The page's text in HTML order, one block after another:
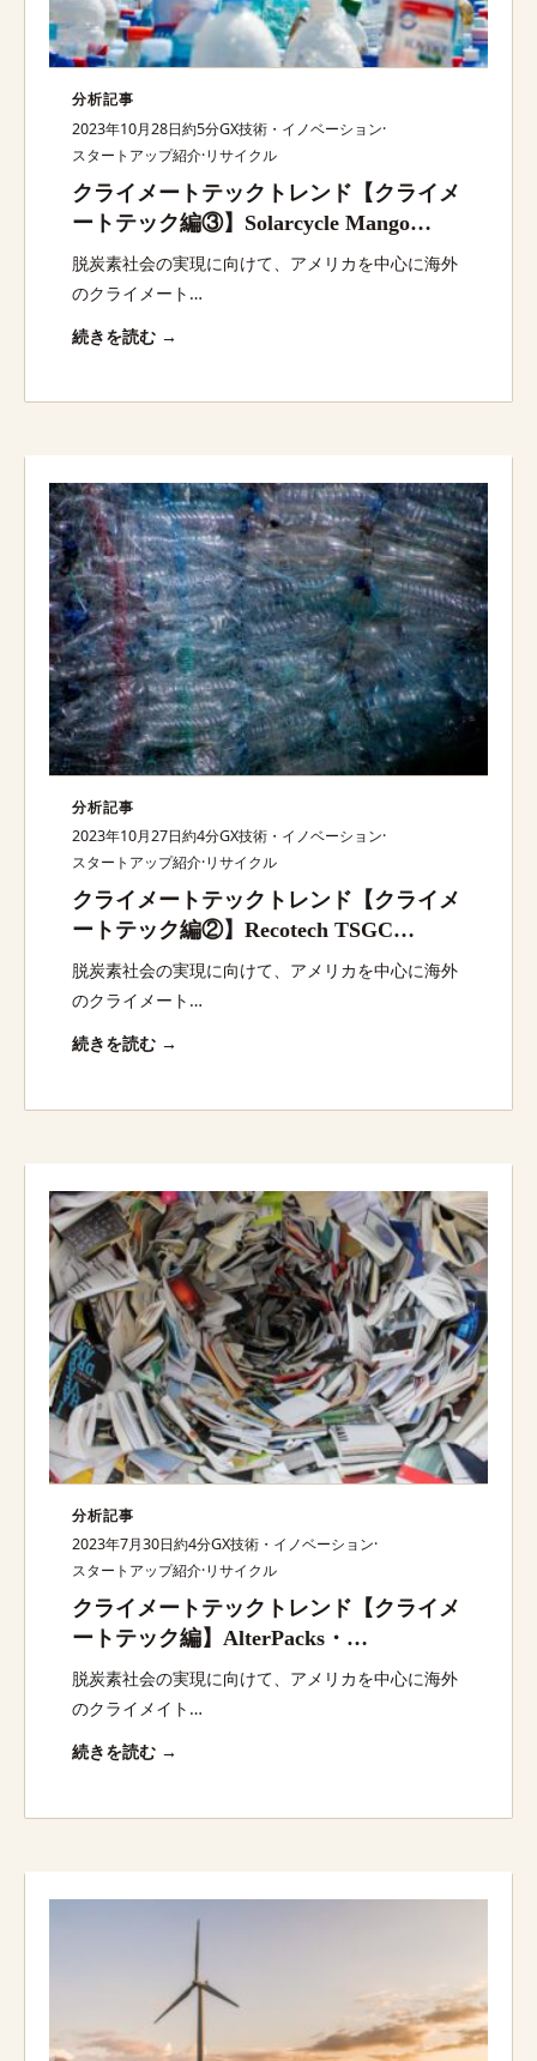
分析記事
2023年10月28日約5分GX技術・イノベーション·
スタートアップ紹介·リサイクル
クライメートテックトレンド【クライメ
ートテック編③】Solarcycle Mango
Materials Clearbot・Plastics for
Change・Solarcycleほか：脱炭素スター
脱炭素社会の実現に向けて、アメリカを中心に海外
のクライメート…
続きを読む →
分析記事
2023年10月27日約4分GX技術・イノベーション·
スタートアップ紹介·リサイクル
クライメートテックトレンド【クライメ
ートテック編②】Recotech TSGC
necoTECH Retriever・Ideation3x・
Recotechほか：脱炭素スタートアップ最
脱炭素社会の実現に向けて、アメリカを中心に海外
のクライメート…
続きを読む →
分析記事
2023年7月30日約4分GX技術・イノベーション·
スタートアップ紹介·リサイクル
クライメートテックトレンド【クライメ
ートテック編】AlterPacks・
Ideation3x・Allonniaほか：脱炭素スタ
ートアップ最新動向
脱炭素社会の実現に向けて、アメリカを中心に海外
のクライメイト…
続きを読む →